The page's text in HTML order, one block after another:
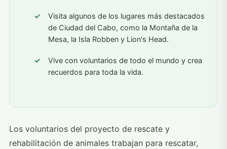
Visita algunos de los lugares más destacados
de Ciudad del Cabo, como la Montaña de la
Mesa, la Isla Robben y Lion's Head.
Vive con voluntarios de todo el mundo y crea
recuerdos para toda la vida.
Los voluntarios del proyecto de rescate y
rehabilitación de animales trabajan para rescatar,